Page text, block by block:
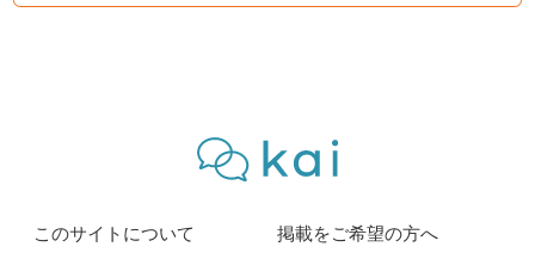
このサイトについて 掲載をご希望の方へ